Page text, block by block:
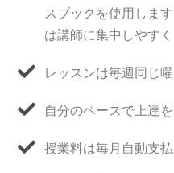
スブックを使用しま
は講師に集中しやす
レッスンは毎週同じ
自分のペースで上達
授業料は毎月自動支